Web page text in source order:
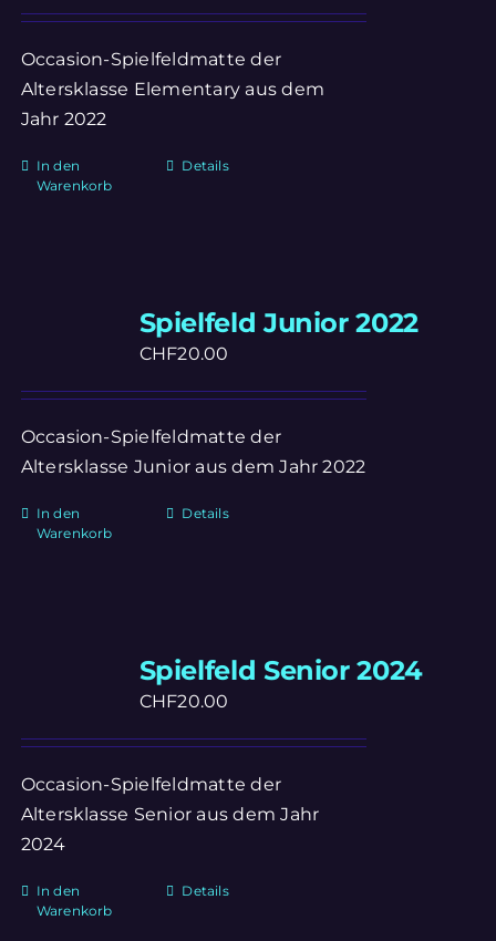
Occasion-Spielfeldmatte der
Altersklasse Elementary aus dem
Jahr 2022
In den
Warenkorb
Details
Spielfeld Junior 2022
CHF20.00
Occasion-Spielfeldmatte der
Altersklasse Junior aus dem Jahr 2022
In den
Warenkorb
Details
Spielfeld Senior 2024
CHF20.00
Occasion-Spielfeldmatte der
Altersklasse Senior aus dem Jahr
2024
In den
Warenkorb
Details